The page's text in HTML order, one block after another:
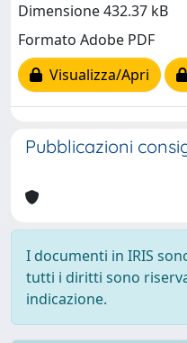
Dimensione 432.37 kB
Formato Adobe PDF
Visualizza/Apri
Pubblicazioni
I documenti in IRIS
tutti i diritti sono
indicazione.